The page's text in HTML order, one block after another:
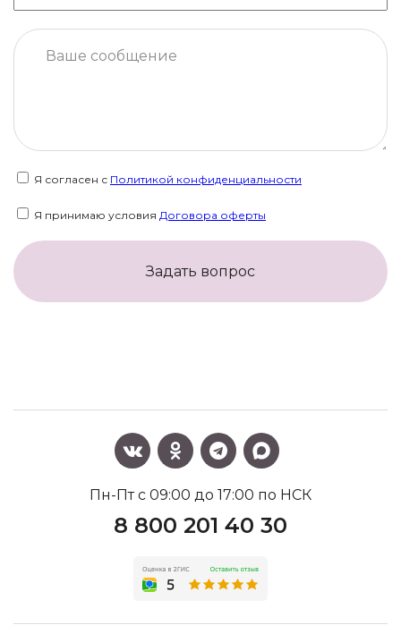
Я согласен с Политикой конфиденциальности
Я принимаю условия Договора оферты
Задать вопрос
Пн-Пт с 09:00 до 17:00 по НСК
8 800 201 40 30